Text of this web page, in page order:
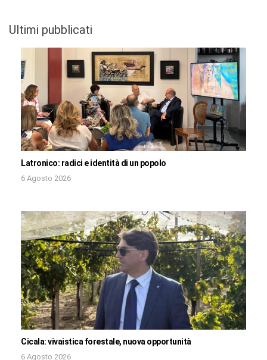
Ultimi pubblicati
Latronico: radici e identità di un popolo
6 Agosto 2026
Cicala: vivaistica forestale, nuova opportunità
6 Agosto 2026